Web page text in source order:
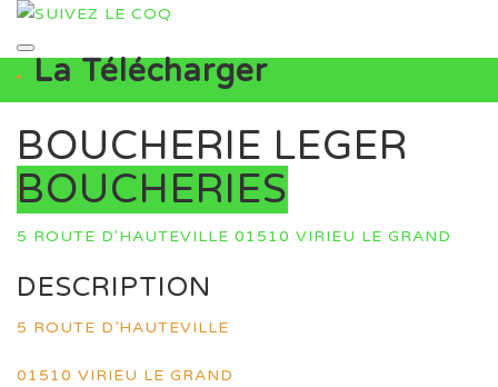
La Télécharger
BOUCHERIE LEGER
BOUCHERIES
5 ROUTE D'HAUTEVILLE 01510 VIRIEU LE GRAND
DESCRIPTION
5 ROUTE D’HAUTEVILLE
01510 VIRIEU LE GRAND